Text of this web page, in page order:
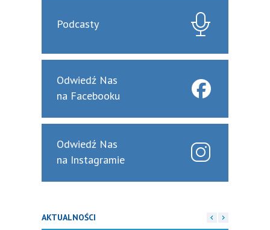
Podcasty
Odwiedź Nas
na Facebooku
Odwiedź Nas
na Instagramie
AKTUALNOŚCI